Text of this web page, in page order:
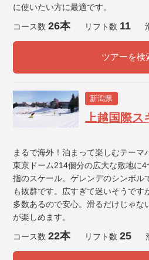
に使いたい方に最適です。
コース数 26本 リフト数 11
ツアーを検
新潟県
上越国際ス
まるで海外！泊まって楽しむテーマ
東京ドーム214個分の広大な敷地に
指のスケール。ゲレンデのシンボル
も抜群です。広すぎて迷いそうです
多数あるので安心。滑るだけじゃな
が楽しめます。
コース数 22本 リフト数 25